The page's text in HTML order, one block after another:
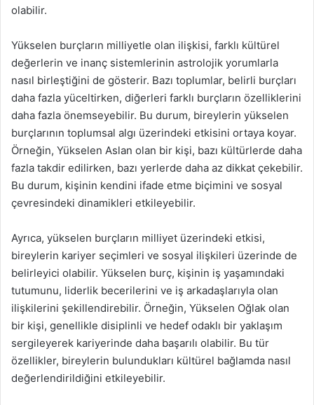
olabilir.
Yükselen burçların milliyetle olan ilişkisi, farklı kültürel
değerlerin ve inanç sistemlerinin astrolojik yorumlarla
nasıl birleştiğini de gösterir. Bazı toplumlar, belirli burçları
daha fazla yüceltirken, diğerleri farklı burçların özelliklerini
daha fazla önemseyebilir. Bu durum, bireylerin yükselen
burçlarının toplumsal algı üzerindeki etkisini ortaya koyar.
Örneğin, Yükselen Aslan olan bir kişi, bazı kültürlerde daha
fazla takdir edilirken, bazı yerlerde daha az dikkat çekebilir.
Bu durum, kişinin kendini ifade etme biçimini ve sosyal
çevresindeki dinamikleri etkileyebilir.
Ayrıca, yükselen burçların milliyet üzerindeki etkisi,
bireylerin kariyer seçimleri ve sosyal ilişkileri üzerinde de
belirleyici olabilir. Yükselen burç, kişinin iş yaşamındaki
tutumunu, liderlik becerilerini ve iş arkadaşlarıyla olan
ilişkilerini şekillendirebilir. Örneğin, Yükselen Oğlak olan
bir kişi, genellikle disiplinli ve hedef odaklı bir yaklaşım
sergileyerek kariyerinde daha başarılı olabilir. Bu tür
özellikler, bireylerin bulundukları kültürel bağlamda nasıl
değerlendirildiğini etkileyebilir.